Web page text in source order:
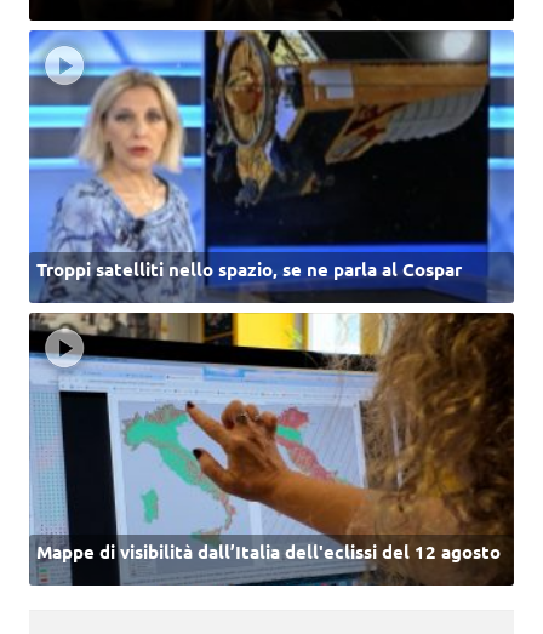
Troppi satelliti nello spazio, se ne parla al Cospar
Mappe di visibilità dall’Italia dell'eclissi del 12 agosto